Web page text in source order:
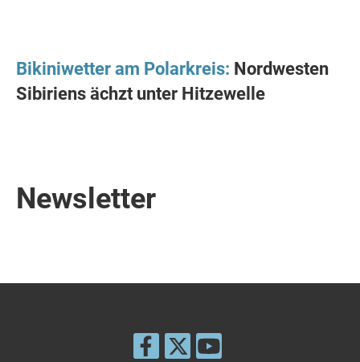
Bikiniwetter am Polarkreis: Nordwesten
Sibiriens ächzt unter Hitzewelle
Newsletter